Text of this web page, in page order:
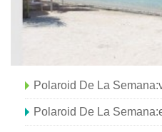
Polaroid De La